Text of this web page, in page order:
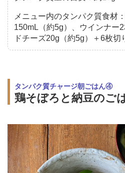
メニュー内のタンパク質食材
150mL（約5g）、ウインナー
ドチーズ20g（約5g）＋6枚切
タンパク質チャージ朝ごはん④
鶏そぼろと納豆のご